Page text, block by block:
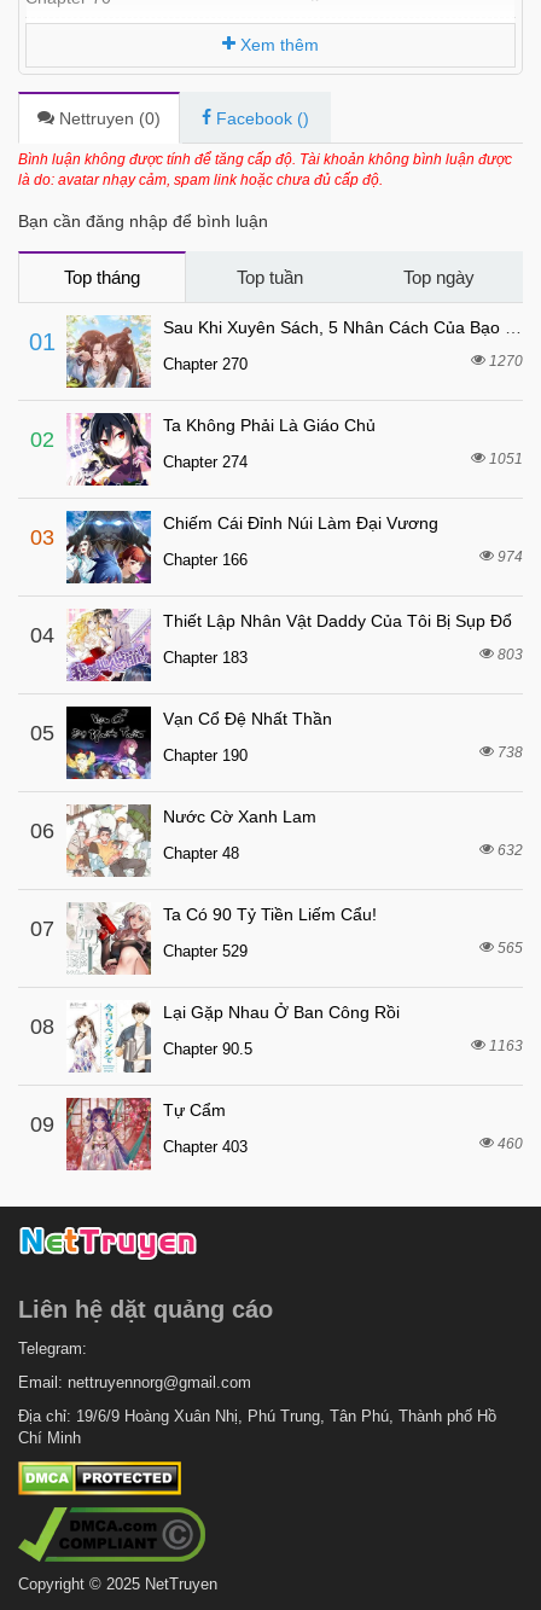
Chapter 68 6 tháng trước
Chapter 67 6 tháng trước
Chapter 66 6 tháng trước
6 tháng trước
Chapter 64
Chapter 63 7 tháng trước
Chapter 62
Chapter 61
Chapter 60
Chapter 59 7 tháng trước
Chapter 58
Chapter 57
Chapter 56
Chapter 55
Chapter 54 7 tháng trước
Chapter 53
Chapter 52 7 tháng trước
Chapter 51
Chapter 50 7 tháng trước
Chapter 49
Chapter 48
Chapter 47 7 tháng trước
Chapter 46
Chapter 45 7 tháng trước
Chapter 44
Chapter 43
Chapter 42
Chapter 41
Chapter 39
Chapter 37 7 tháng trước
Chapter 36
Chapter 35
Chapter 34 7 tháng trước
Chapter 33
Chapter 32
Chapter 31
Chapter 30
Xem thêm
Nettruyen (0) Facebook ()
Bình luận không được tính để tăng cấp độ. Tài khoản không bình luận được
là do: avatar nhạy cảm, spam link hoặc chưa đủ cấp độ.
Bạn cần đăng nhập để bình luận
Top tháng Top tuần Top ngày
01
Chapter 270 1270
02
Ta Không Phải Là Giáo Chủ
Chapter 274 1051
03
Chiếm Cái Đỉnh Núi Làm Đại Vương
Chapter 166 974
04
Thiết Lập Nhân Vật Daddy Của Tôi Bị Sụp Đổ
Chapter 183 803
05
Vạn Cổ Đệ Nhất Thần
Chapter 190 738
06
Nước Cờ Xanh Lam
Chapter 48 632
07
Ta Có 90 Tỷ Tiền Liếm Cẩu!
Chapter 529 565
08
Lại Gặp Nhau Ở Ban Công Rồi
Chapter 90.5 1163
09
Tự Cẩm
Chapter 403 460
Liên hệ dặt quảng cáo
Telegram:
Email: nettruyennorg@gmail.com
Địa chỉ: 19/6/9 Hoàng Xuân Nhị, Phú Trung, Tân Phú, Thành phố Hồ
Chí Minh
Copyright © 2025 NetTruyen